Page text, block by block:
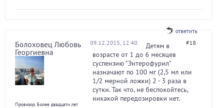
ответить
Болоховец Любовь
Георгиевна
Провизор. Более двадцати лет
09.12.2015, 12:40 #18
Детям в
возрасте от 1 до 6 месяцев
суспензию "Энтерофурил"
назначают по 100 мг (2,5 мл или
1/2 мерной ложки) 2 - 3 раза в
сутки. Так что, не беспокойтесь,
никакой передозировки нет.